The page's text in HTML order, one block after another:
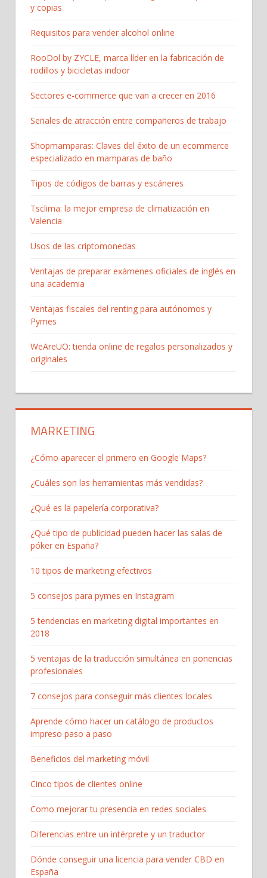
y copias
Requisitos para vender alcohol online
RooDol by ZYCLE, marca líder en la fabricación de
rodillos y bicicletas indoor
Sectores e-commerce que van a crecer en 2016
Señales de atracción entre compañeros de trabajo
Shopmamparas: Claves del éxito de un ecommerce
especializado en mamparas de baño
Tipos de códigos de barras y escáneres
Tsclima: la mejor empresa de climatización en
Valencia
Usos de las criptomonedas
Ventajas de preparar exámenes oficiales de inglés en
una academia
Ventajas fiscales del renting para autónomos y
Pymes
WeAreUO: tienda online de regalos personalizados y
originales
MARKETING
¿Cómo aparecer el primero en Google Maps?
¿Cuáles son las herramientas más vendidas?
¿Qué es la papelería corporativa?
¿Qué tipo de publicidad pueden hacer las salas de
póker en España?
10 tipos de marketing efectivos
5 consejos para pymes en Instagram
5 tendencias en marketing digital importantes en
2018
5 ventajas de la traducción simultánea en ponencias
profesionales
7 consejos para conseguir más clientes locales
Aprende cómo hacer un catálogo de productos
impreso paso a paso
Beneficios del marketing móvil
Cinco tipos de clientes online
Como mejorar tu presencia en redes sociales
Diferencias entre un intérprete y un traductor
Dónde conseguir una licencia para vender CBD en
España